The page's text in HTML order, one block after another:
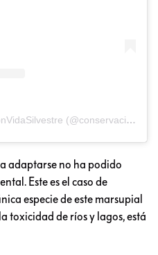
A post shared by ConservacionVidaSilvestre (@conservacionymanejoffs)
adaptarse no ha podido
Este es el caso de
especie de este marsupial
toxicidad de ríos y lagos, está